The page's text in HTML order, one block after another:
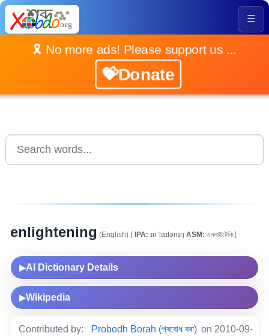
☰
🎗️ No more ads! Please support us ...
💝Donate
enlightening (English) [IPA: ɪnˈlaɪtənɪŋ ASM: এনলাইটেনিং]
▶AI Dictionary Details
▶Wikipedia
Contributed by: Probodh Borah (প্ৰবোধ বৰা) on 2010-09-